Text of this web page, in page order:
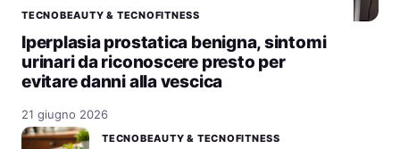
TECNOBEAUTY & TECNOFITNESS
Iperplasia prostatica benigna, sintomi
urinari da riconoscere presto per
evitare danni alla vescica
21 giugno 2026
TECNOBEAUTY & TECNOFITNESS